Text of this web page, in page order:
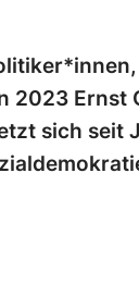
2023
sich